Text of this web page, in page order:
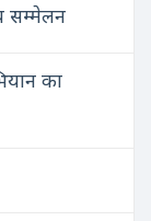
सम्मेलन
का